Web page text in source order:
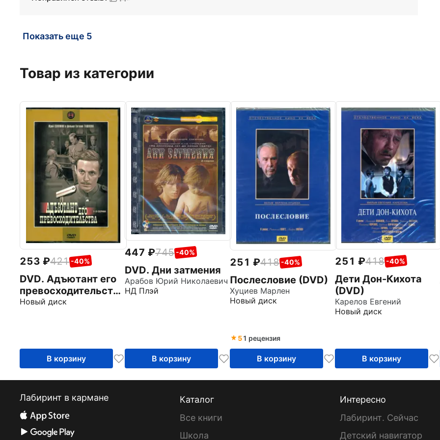
Показать еще 5
Товар из категории
253 421 -40%
DVD. Адъютант его
превосходительства
1-3
Новый диск
В корзину
447 745 -40%
DVD. Дни затмения
Арабов Юрий Николаевич
НД Плэй
В корзину
251 418 -40%
Послесловие (DVD)
Хуциев Марлен
Новый диск
51 рецензия
В корзину
251 418 -40%
Дети Дон-Кихота
(DVD)
Карелов Евгений
Новый диск
В корзину
Лабиринт в кармане
Каталог
Все книги
Школа
Интересно
Лабиринт. Сейчас
Детский навигатор